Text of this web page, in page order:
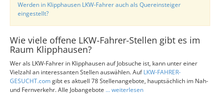
Werden in Klipphausen LKW-Fahrer auch als Quereinsteiger
eingestellt?
Wie viele offene LKW-Fahrer-Stellen gibt es im
Raum Klipphausen?
Wer als LKW-Fahrer in Klipphausen auf Jobsuche ist, kann unter einer
Vielzahl an interessanten Stellen auswählen. AufLKW-FAHRER-
GESUCHT.comgibt es aktuell 78 Stellenangebote, hauptsächlich im Nah-
und Fernverkehr. Alle Jobangebote ... weiterlesen